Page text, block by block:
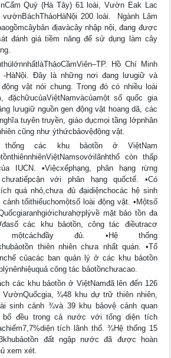
Quý (Hà Tây) 61 loài, Vườn Eak Lac
200 loài.  Ngành Lâm
địavàcây nhập nội, đang được
đánh giá tiềm năng để sử dụng làm cây
Hồ Chí Minh
-HàNội. Đây là những nơi đang lưugiữ và
vật nói chung. Trong đó có nhiều loài
đặchữucủaViệtNamvàcủamột số quốc gia
lưugiữ nguồn gen động vật hoang dã, các
tuyên truyền, giáo dụcmọi tầng lớpnhân
cũng như ýthứcbảovệđộng vật.
thống các khu bảotồn ở ViệtNam
còn thấp
IUCN. •Việcxếphạng, phân hạng rừng
chưatiếpcận với phân hạng quốctế. •Có
quá nhỏ,chưa đủ đạidiệnchocác hệ sinh
tốithiểuchomộtsố loài động vật. •Mộtsố
mặt bảo tồn đa
các khu bảotồn, công tác điềutracơ
mộtcáchđầy đủ. •Hệ thống
thiên nhiên chưa nhất quán. •Tổ
củacác ban quản lý ở các khu bảotồn
công tác bảotồnchưacao.
các khu bảotồn ở ViệtNamđã lên đến 126
VườnQuốcgia, ¾48 khu dự trữ thiên nhiên,
sinh cảnh ¾và 39 khu bảovệ cảnh quan
đều trong cả nước với tổng diện tích
tích lãnh thổ. ¾Hệ thống 15
đất ngập nước đã được hoàn
xem xét.